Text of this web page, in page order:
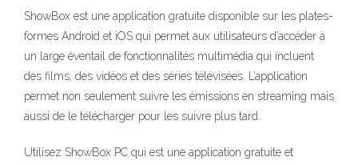
ShowBox est une application gratuite disponible sur les plates-
formes Android et iOS qui permet aux utilisateurs d’accéder à
un large éventail de fonctionnalités multimédia qui incluent
des films, des vidéos et des séries télévisées. L’application
permet non seulement suivre les émissions en streaming mais
aussi de le télécharger pour les suivre plus tard.
Utilisez ShowBox PC qui est une application gratuite et